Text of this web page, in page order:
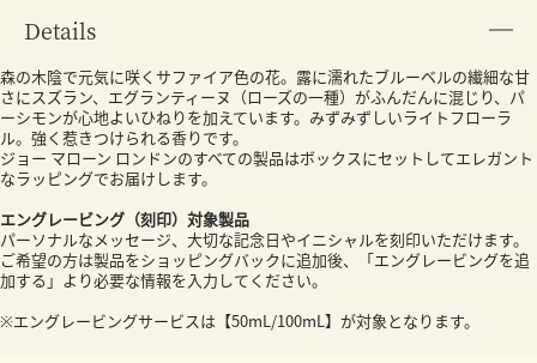
Details
森の木陰で元気に咲くサファイア色の花。露に濡れたブルーベルの繊細な甘
さにスズラン、エグランティーヌ（ローズの一種）がふんだんに混じり、パ
ーシモンが心地よいひねりを加えています。みずみずしいライトフローラ
ル。強く惹きつけられる香りです。
ジョー マローン ロンドンのすべての製品はボックスにセットしてエレガント
なラッピングでお届けします。
エングレービング（刻印）対象製品
パーソナルなメッセージ、大切な記念日やイニシャルを刻印いただけます。
ご希望の方は製品をショッピングバックに追加後、「エングレービングを追
加する」より必要な情報を入力してください。
※エングレービングサービスは【50mL/100mL】が対象となります。